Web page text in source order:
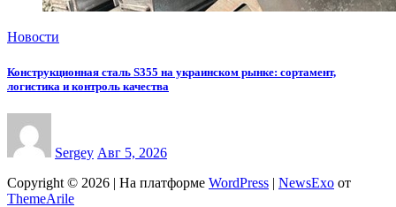
Новости
Конструкционная сталь S355 на украинском рынке: сортамент,
логистика и контроль качества
Sergey Авг 5, 2026
Copyright © 2026 | На платформе WordPress | NewsExo от
ThemeArile